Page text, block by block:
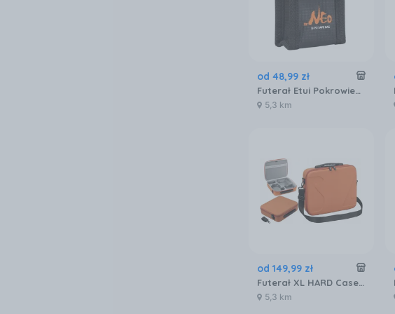
od 48,99 zł
Futerał Etui Pokrowiec 1x AKUMULATOR BATERIA do Drona DJI NEO Ognioodporny / NE-DC848
5,3 km
od 149,99 zł
Futerał XL HARD Case Osłona Etui Pokrowiec Walizka na Pilot i Dron DJI FLIP / FP-B958-C / Pomarańczowy
5,3 km